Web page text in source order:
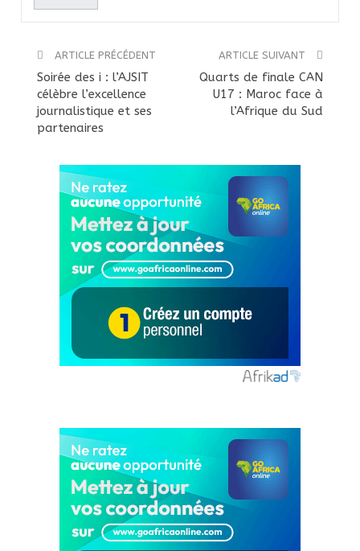
ARTICLE PRÉCÉDENT
Soirée des i : l’AJSIT
célèbre l’excellence
journalistique et ses
partenaires
ARTICLE SUIVANT
Quarts de finale CAN
U17 : Maroc face à
l’Afrique du Sud